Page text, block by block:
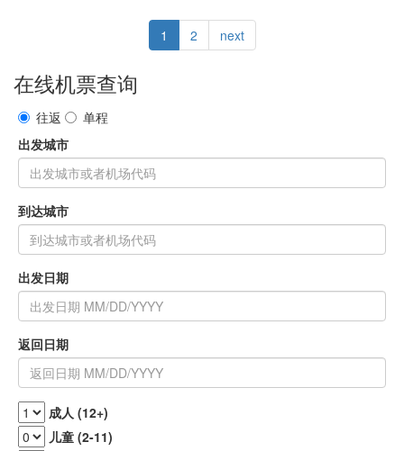
1 2 next
在线机票查询
往返
单程
出发城市
到达城市
出发日期
返回日期
成人 (12+)
儿童 (2-11)